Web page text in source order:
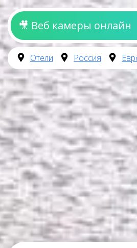
🎥 Веб камеры онлайн
Отели Россия